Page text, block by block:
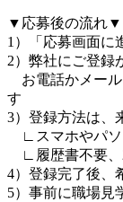
▼応募後の流れ▼
1）「応募画面に
2）弊社にご登録
お電話かメール
す
3）登録方法は、
∟スマホやパソ
∟履歴書不要、
4）登録完了後、
5）事前に職場見